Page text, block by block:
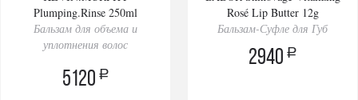
Plumping.Rinse 250ml
Бальзам для объема и
уплотнения волос
5120 a
Rosé Lip Butter 12g
Бальзам-Суфле для Губ
2940 a